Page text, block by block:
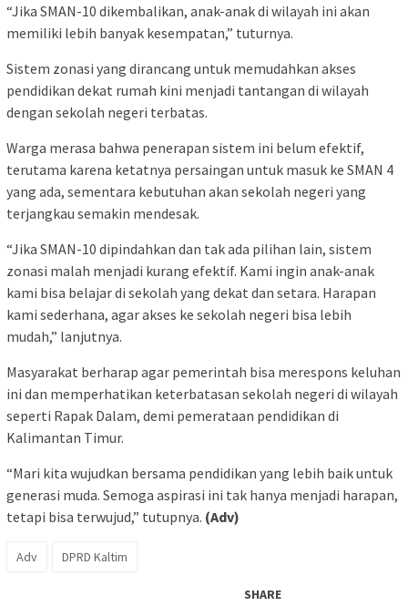
“Jika SMAN-10 dikembalikan, anak-anak di wilayah ini akan
memiliki lebih banyak kesempatan,” tuturnya.
Sistem zonasi yang dirancang untuk memudahkan akses
pendidikan dekat rumah kini menjadi tantangan di wilayah
dengan sekolah negeri terbatas.
Warga merasa bahwa penerapan sistem ini belum efektif,
terutama karena ketatnya persaingan untuk masuk ke SMAN 4
yang ada, sementara kebutuhan akan sekolah negeri yang
terjangkau semakin mendesak.
“Jika SMAN-10 dipindahkan dan tak ada pilihan lain, sistem
zonasi malah menjadi kurang efektif. Kami ingin anak-anak
kami bisa belajar di sekolah yang dekat dan setara. Harapan
kami sederhana, agar akses ke sekolah negeri bisa lebih
mudah,” lanjutnya.
Masyarakat berharap agar pemerintah bisa merespons keluhan
ini dan memperhatikan keterbatasan sekolah negeri di wilayah
seperti Rapak Dalam, demi pemerataan pendidikan di
Kalimantan Timur.
“Mari kita wujudkan bersama pendidikan yang lebih baik untuk
generasi muda. Semoga aspirasi ini tak hanya menjadi harapan,
tetapi bisa terwujud,” tutupnya. (Adv)
Adv DPRD Kaltim
SHARE